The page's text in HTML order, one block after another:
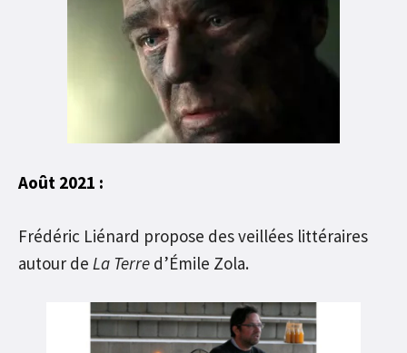
Août 2021 :
Frédéric Liénard propose des veillées littéraires
autour de La Terre d’Émile Zola.